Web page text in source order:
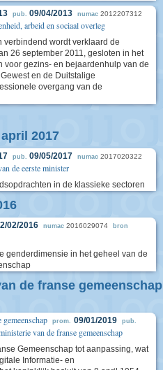
pub. 09/04/2013 numac 2012207312
arbeid en sociaal overleg
wordt verklaard de
26 september 2011, gesloten in het
voor gezins- en bejaardenhulp van de
en de Duitstalige
overgang van de
2017
pub. 09/05/2017 numac 2017020322
de eerste minister
in de klassieke sectoren
02/2016 numac 2016029074 bron
genderdimensie in het geheel van de
de franse gemeenschap
prom. 09/01/2019 pub.
van de franse gemeenschap
Gemeenschap tot aanpassing, wat
Informatie- en